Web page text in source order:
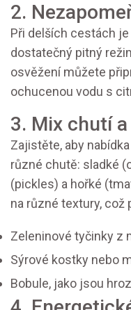
2.
Při delších cestách
dostatečný pitný
osvěžení můžete
ochucenou vodu s
3. Mix chutí
Zajistěte, aby
různé chutě: sladké
(pickles) a hořké
na různé textury, což
Zeleninové tyčinky z
Sýrové kostky nebo
Bobule, jako jsou